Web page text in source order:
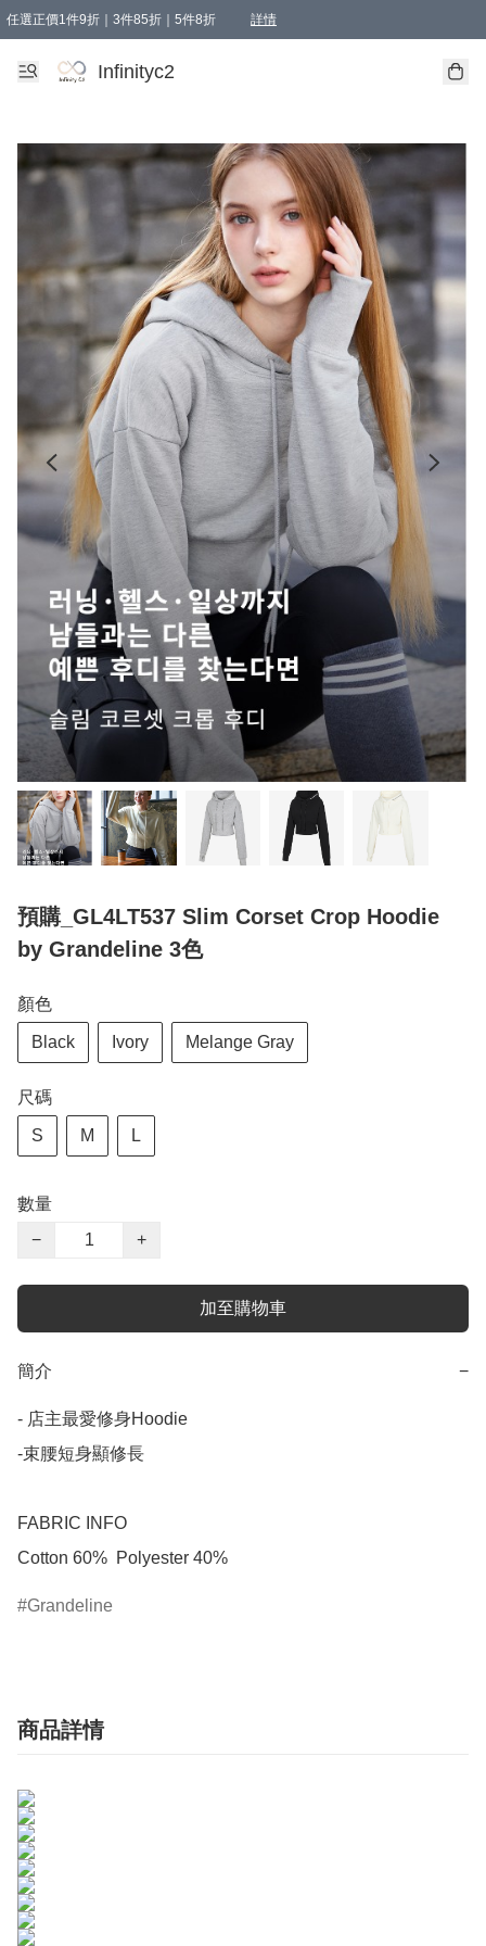
任選正價1件9折｜3件85折｜5件8折 詳情
精選商品，任選買1件或以上減HKD 20.00；買2件或以上減HKD 60.00；買3件
Infinityc2 wears 滿$800免運費
Bucks & Leather 滿$1000免運費
Infinityc2
預購_GL4LT537 Slim Corset Crop Hoodie
by Grandeline 3色
顏色
Black Ivory Melange Gray
尺碼
S M L
數量
−
+
加至購物車
簡介 −
- 店主最愛修身Hoodie
-束腰短身顯修長
FABRIC INFO
Cotton 60%  Polyester 40%
Grandeline
商品詳情